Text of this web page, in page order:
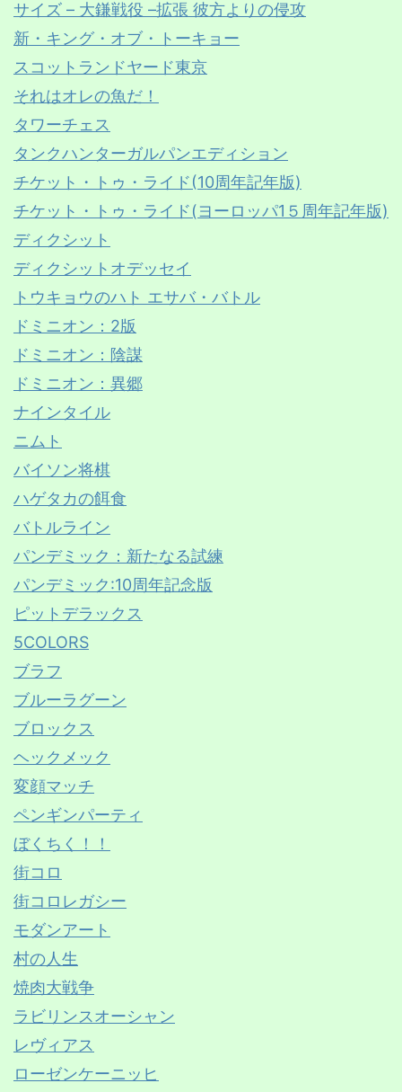
サイズ – 大鎌戦役 –拡張 彼方よりの侵攻
新・キング・オブ・トーキョー
スコットランドヤード東京
それはオレの魚だ！
タワーチェス
タンクハンターガルパンエディション
チケット・トゥ・ライド(10周年記年版)
チケット・トゥ・ライド(ヨーロッパ1５周年記年版)
ディクシット
ディクシットオデッセイ
トウキョウのハト エサバ・バトル
ドミニオン：2版
ドミニオン：陰謀
ドミニオン：異郷
ナインタイル
ニムト
バイソン将棋
ハゲタカの餌食
バトルライン
パンデミック：新たなる試練
パンデミック:10周年記念版
ピットデラックス
5COLORS
ブラフ
ブルーラグーン
ブロックス
ヘックメック
変顔マッチ
ペンギンパーティ
ぼくちく！！
街コロ
街コロレガシー
モダンアート
村の人生
焼肉大戦争
ラビリンスオーシャン
レヴィアス
ローゼンケーニッヒ